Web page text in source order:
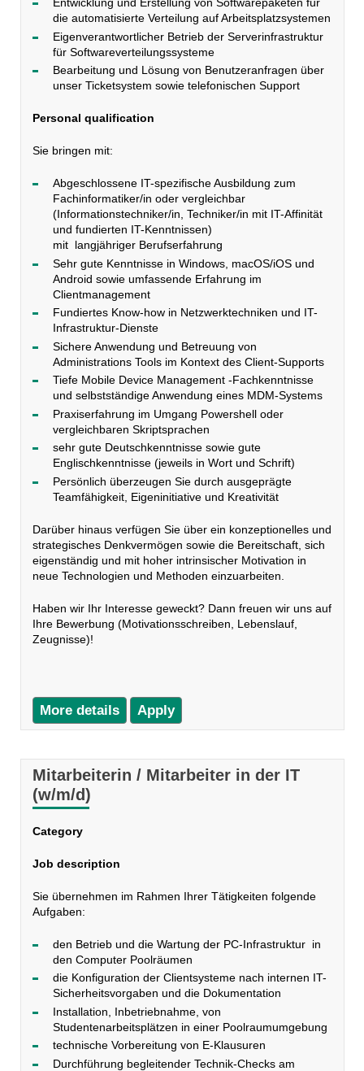
Entwicklung und Erstellung von Softwarepaketen für
die automatisierte Verteilung auf Arbeitsplatzsystemen
Eigenverantwortlicher Betrieb der Serverinfrastruktur
für Softwareverteilungssysteme
Bearbeitung und Lösung von Benutzeranfragen über
unser Ticketsystem sowie telefonischen Support
Personal qualification
Sie bringen mit:
Abgeschlossene IT-spezifische Ausbildung zum
Fachinformatiker/in oder vergleichbar
(Informationstechniker/in, Techniker/in mit IT-Affinität
und fundierten IT-Kenntnissen)
mit langjähriger Berufserfahrung
Sehr gute Kenntnisse in Windows, macOS/iOS und
Android sowie umfassende Erfahrung im
Clientmanagement
Fundiertes Know-how in Netzwerktechniken und IT-
Infrastruktur-Dienste
Sichere Anwendung und Betreuung von
Administrations Tools im Kontext des Client-Supports
Tiefe Mobile Device Management -Fachkenntnisse
und selbstständige Anwendung eines MDM-Systems
Praxiserfahrung im Umgang Powershell oder
vergleichbaren Skriptsprachen
sehr gute Deutschkenntnisse sowie gute
Englischkenntnisse (jeweils in Wort und Schrift)
Persönlich überzeugen Sie durch ausgeprägte
Teamfähigkeit, Eigeninitiative und Kreativität
Darüber hinaus verfügen Sie über ein konzeptionelles und
strategisches Denkvermögen sowie die Bereitschaft, sich
eigenständig und mit hoher intrinsischer Motivation in
neue Technologien und Methoden einzuarbeiten.
Haben wir Ihr Interesse geweckt? Dann freuen wir uns auf
Ihre Bewerbung (Motivationsschreiben, Lebenslauf,
Zeugnisse)!
More details Apply
Mitarbeiterin / Mitarbeiter in der IT
(w/m/d)
Category
Job description
Sie übernehmen im Rahmen Ihrer Tätigkeiten folgende
Aufgaben:
den Betrieb und die Wartung der PC-Infrastruktur in
den Computer Poolräumen
die Konfiguration der Clientsysteme nach internen IT-
Sicherheitsvorgaben und die Dokumentation
Installation, Inbetriebnahme, von
Studentenarbeitsplätzen in einer Poolraumumgebung
technische Vorbereitung von E-Klausuren
Durchführung begleitender Technik-Checks am